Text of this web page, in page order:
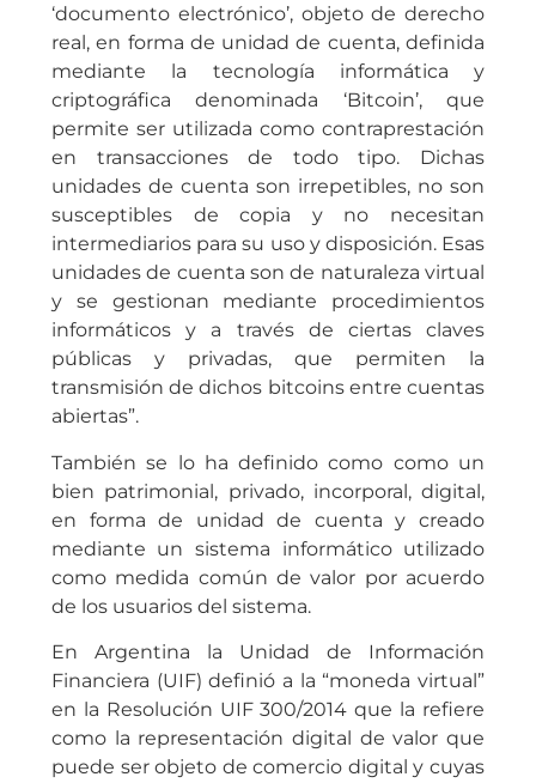
‘documento electrónico’, objeto de derecho
real, en forma de unidad de cuenta, definida
mediante la tecnología informática y
criptográfica denominada ‘Bitcoin’, que
permite ser utilizada como contraprestación
en transacciones de todo tipo. Dichas
unidades de cuenta son irrepetibles, no son
susceptibles de copia y no necesitan
intermediarios para su uso y disposición. Esas
unidades de cuenta son de naturaleza virtual
y se gestionan mediante procedimientos
informáticos y a través de ciertas claves
públicas y privadas, que permiten la
transmisión de dichos bitcoins entre cuentas
abiertas”.
También se lo ha definido como como un
bien patrimonial, privado, incorporal, digital,
en forma de unidad de cuenta y creado
mediante un sistema informático utilizado
como medida común de valor por acuerdo
de los usuarios del sistema.
En Argentina la Unidad de Información
Financiera (UIF) definió a la “moneda virtual”
en la Resolución UIF 300/2014 que la refiere
como la representación digital de valor que
puede ser objeto de comercio digital y cuyas